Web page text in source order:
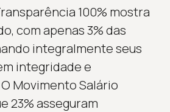
100% mostra
com apenas 3% das
integralmente seus
integridade e
Movimento Salário
23% asseguram